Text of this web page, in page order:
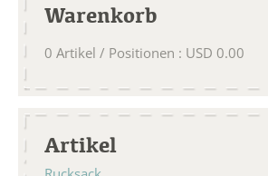
Warenkorb
0 Artikel / Positionen : USD 0.00
Artikel